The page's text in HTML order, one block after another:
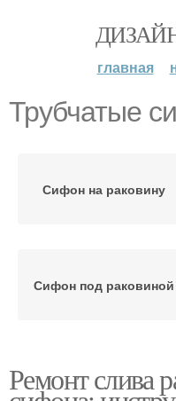
главная
Трубчатые
Сифон на раковину
Сифон под раковиной
Сифон для раковины
Ремонт слива